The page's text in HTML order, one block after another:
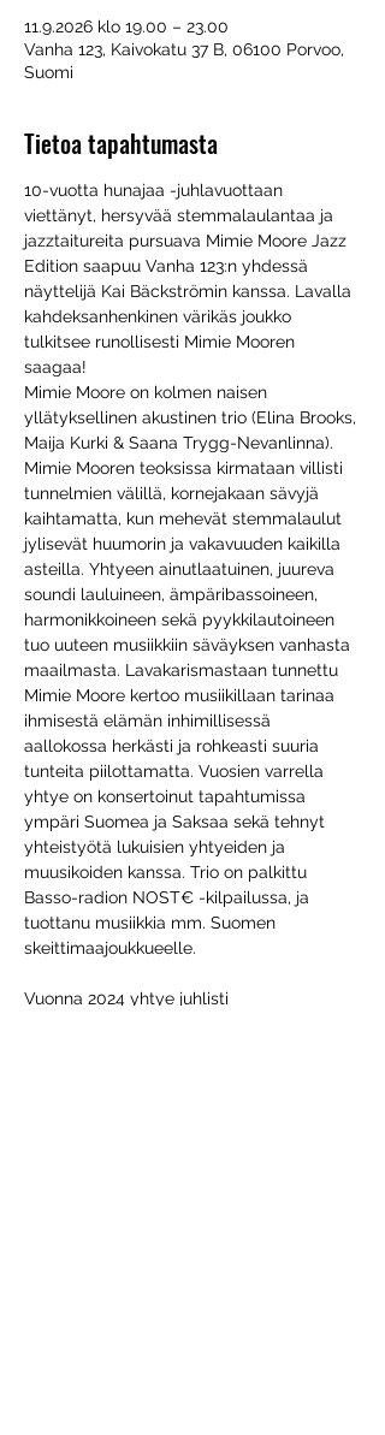
11.9.2026 klo 19.00 – 23.00
Vanha 123, Kaivokatu 37 B, 06100 Porvoo,
Suomi
Tietoa tapahtumasta
10-vuotta hunajaa -juhlavuottaan
viettänyt, hersyvää stemmalaulantaa ja
jazztaitureita pursuava Mimie Moore Jazz
Edition saapuu Vanha 123:n yhdessä
näyttelijä Kai Bäckströmin kanssa. Lavalla
kahdeksanhenkinen värikäs joukko
tulkitsee runollisesti Mimie Mooren
saagaa!
Mimie Moore on kolmen naisen
yllätyksellinen akustinen trio (Elina Brooks,
Maija Kurki & Saana Trygg-Nevanlinna).
Mimie Mooren teoksissa kirmataan villisti
tunnelmien välillä, kornejakaan sävyjä
kaihtamatta, kun mehevät stemmalaulut
jylisevät huumorin ja vakavuuden kaikilla
asteilla. Yhtyeen ainutlaatuinen, juureva
soundi lauluineen, ämpäribassoineen,
harmonikkoineen sekä pyykkilautoineen
tuo uuteen musiikkiin säväyksen vanhasta
maailmasta. Lavakarismastaan tunnettu
Mimie Moore kertoo musiikillaan tarinaa
ihmisestä elämän inhimillisessä
aallokossa herkästi ja rohkeasti suuria
tunteita piilottamatta. Vuosien varrella
yhtye on konsertoinut tapahtumissa
ympäri Suomea ja Saksaa sekä tehnyt
yhteistyötä lukuisien yhtyeiden ja
muusikoiden kanssa. Trio on palkittu
Basso-radion NOST€ -kilpailussa, ja
tuottanu musiikkia mm. Suomen
skeittimaajoukkueelle.
Vuonna 2024 yhtye juhlisti